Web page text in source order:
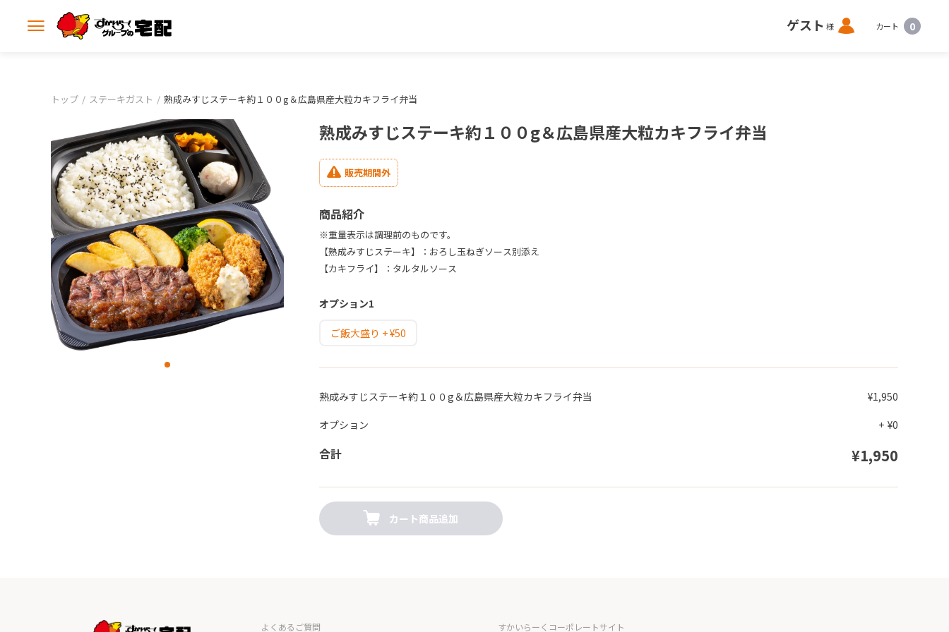
メ
開
ゲスト 様 ロ
グ
カート 0
トップ ステーキガスト 熟成みすじステーキ約１００g＆広島県産大粒カキフライ弁当
熟成みすじステーキ約１００g＆広島県産大粒カキフライ弁当
販売期間外
商品紹介
※重量表示は調理前のものです。
【熟成みすじステーキ】：おろし玉ねぎソース別添え
【カキフライ】：タルタルソース
オプション1
ご飯大盛り + ¥50
熟成みすじステーキ約１００g＆広島県産大粒カキフライ弁当
¥1,950
オプション
+ ¥0
合計 ¥1,950
カート商品追加
よくあるご質問 すかいらーくコーポレートサイト